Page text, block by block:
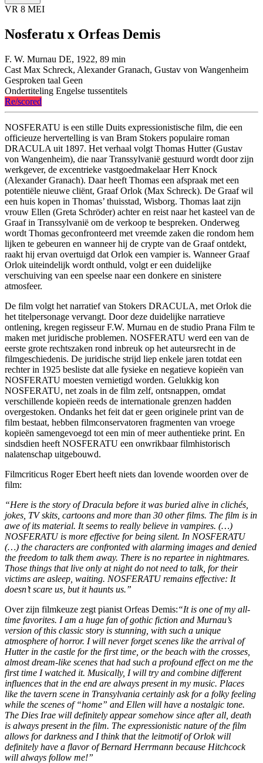
VR 8 MEI
Nosferatu x Orfeas Demis
F. W. Murnau DE, 1922, 89 min
Cast Max Schreck, Alexander Granach, Gustav von Wangenheim
Gesproken taal Geen
Ondertiteling Engelse tussentitels
Re/scored
NOSFERATU is een stille Duits expressionistische film, die een
officieuze hervertelling is van Bram Stokers populaire roman
DRACULA uit 1897. Het verhaal volgt Thomas Hutter (Gustav
von Wangenheim), die naar Transsylvanië gestuurd wordt door zijn
werkgever, de excentrieke vastgoedmakelaar Herr Knock
(Alexander Granach). Daar heeft Thomas een afspraak met een
potentiële nieuwe cliënt, Graaf Orlok (Max Schreck). De Graaf wil
een huis kopen in Thomas’ thuisstad, Wisborg. Thomas laat zijn
vrouw Ellen (Greta Schröder) achter en reist naar het kasteel van de
Graaf in Transsylvanië om de verkoop te bespreken. Onderweg
wordt Thomas geconfronteerd met vreemde zaken die rondom hem
lijken te gebeuren en wanneer hij de crypte van de Graaf ontdekt,
raakt hij ervan overtuigd dat Orlok een vampier is. Wanneer Graaf
Orlok uiteindelijk wordt onthuld, volgt er een duidelijke
verschuiving van een speelse naar een donkere en sinistere
atmosfeer.
De film volgt het narratief van Stokers DRACULA, met Orlok die
het titelpersonage vervangt. Door deze duidelijke narratieve
ontlening, kregen regisseur F.W. Murnau en de studio Prana Film te
maken met juridische problemen. NOSFERATU werd een van de
eerste grote rechtszaken rond inbreuk op het auteursrecht in de
filmgeschiedenis. De juridische strijd liep enkele jaren totdat een
rechter in 1925 besliste dat alle fysieke en negatieve kopieën van
NOSFERATU moesten vernietigd worden. Gelukkig kon
NOSFERATU, net zoals in de film zelf, ontsnappen, omdat
verschillende kopieën reeds de internationale grenzen hadden
overgestoken. Ondanks het feit dat er geen originele print van de
film bestaat, hebben filmconservatoren fragmenten van vroege
kopieën samengevoegd tot een min of meer authentieke print. En
sindsdien heeft NOSFERATU een onwrikbaar filmhistorisch
nalatenschap uitgebouwd.
Filmcriticus Roger Ebert heeft niets dan lovende woorden over de
film:
“Here is the story of Dracula before it was buried alive in clichés,
jokes, TV skits, cartoons and more than 30 other films. The film is in
awe of its material. It seems to really believe in vampires. (…)
NOSFERATU is more effective for being silent. In NOSFERATU
(…) the characters are confronted with alarming images and denied
the freedom to talk them away. There is no repartee in nightmares.
Those things that live only at night do not need to talk, for their
victims are asleep, waiting. NOSFERATU remains effective: It
doesn’t scare us, but it haunts us.”
Over zijn filmkeuze zegt pianist Orfeas Demis:“It is one of my all-
time favorites. I am a huge fan of gothic fiction and Murnau’s
version of this classic story is stunning, with such a unique
atmosphere of horror. I will never forget scenes like the arrival of
Hutter in the castle for the first time, or the beach with the crosses,
almost dream-like scenes that had such a profound effect on me the
first time I watched it. Musically, I will try and combine different
influences that in the end are always present in my music. Places
like the tavern scene in Transylvania certainly ask for a folky feeling
while the scenes of “home” and Ellen will have a nostalgic tone.
The Dies Irae will definitely appear somehow since after all, death
is always present in the film. The expressionistic nature of the film
allows for darkness and I think that the leitmotif of Orlok will
definitely have a flavor of Bernard Herrmann because Hitchcock
will always follow me!”